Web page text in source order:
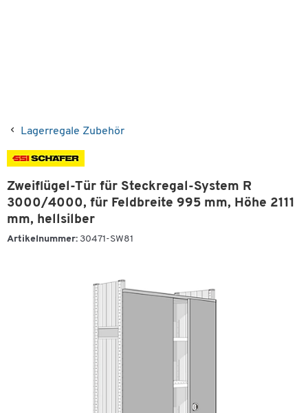
Lagerregale Zubehör
Zweiflügel-Tür für Steckregal-System R
3000/4000, für Feldbreite 995 mm, Höhe 2111
mm, hellsilber
Artikelnummer: 30471-SW81